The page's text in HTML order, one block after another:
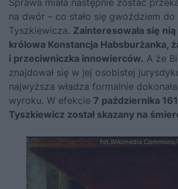
Sprawa miała następnie zostać
na dwór – co stało się gwoździem do
Tyszkiewicza. Zainteresowała się
królowa Konstancja Habsburżanka,
i przeciwniczka innowierców. A że
znajdował się w jej osobistej
najwyższa władza formalnie
wyroku. W efekcie 7 października
Tyszkiewicz został skazany na
fot.Wikimedia